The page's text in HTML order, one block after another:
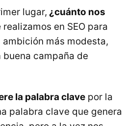
lugar, ¿cuánto nos
en SEO para
más modesta,
campaña de
la palabra clave por la
palabra clave que genera